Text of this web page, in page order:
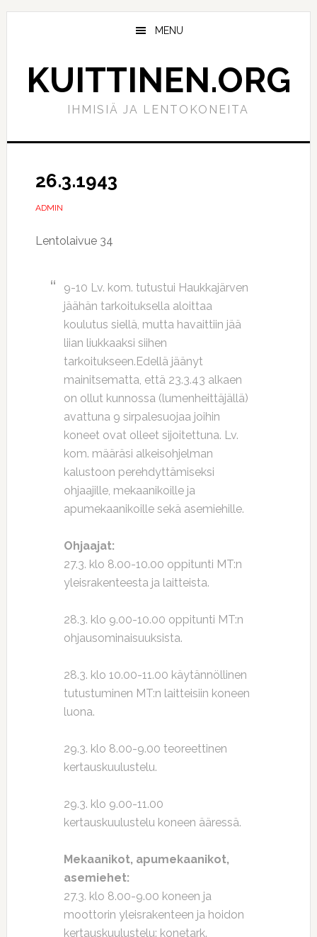
Hyppää
Hyppää
MENU
KUITTINEN.ORG
IHMISIÄ JA LENTOKONEITA
26.3.1943
ADMIN
Lentolaivue 34
9-10 Lv. kom. tutustui Haukkajärven
jäähän tarkoituksella aloittaa
koulutus siellä, mutta havaittiin jää
liian liukkaaksi siihen
tarkoitukseen.Edellä jäänyt
mainitsematta, että 23.3.43 alkaen
on ollut kunnossa (lumenheittäjällä)
avattuna 9 sirpalesuojaa joihin
koneet ovat olleet sijoitettuna. Lv.
kom. määräsi alkeisohjelman
kalustoon perehdyttämiseksi
ohjaajille, mekaanikoille ja
apumekaanikoille sekä asemiehille.
Ohjaajat:
27.3. klo 8.00-10.00 oppitunti MT:n
yleisrakenteesta ja laitteista.
28.3. klo 9.00-10.00 oppitunti MT:n
ohjausominaisuuksista.
28.3. klo 10.00-11.00 käytännöllinen
tutustuminen MT:n laitteisiin koneen
luona.
29.3. klo 8.00-9.00 teoreettinen
kertauskuulustelu.
29.3. klo 9.00-11.00
kertauskuulustelu koneen ääressä.
Mekaanikot, apumekaanikot,
asemiehet:
27.3. klo 8.00-9.00 koneen ja
moottorin yleisrakenteen ja hoidon
kertauskuulustelu: konetark.